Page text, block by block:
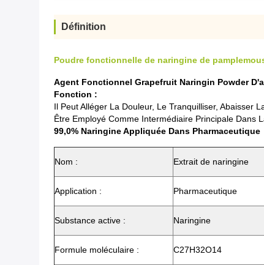
Définition
Poudre fonctionnelle de naringine de
Agent Fonctionnel Grapefruit Naringin Powder
Fonction :
Il Peut Alléger La Douleur, Le Tranquilliser, Abaisser
Être Employé Comme Intermédiaire Principale Dans
99,0% Naringine Appliquée Dans Pharmaceutique
Nom : Extrait de naringine
Application : Pharmaceutique
Substance active : Naringine
Formule moléculaire : C27H32O14